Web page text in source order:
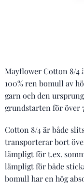
Mayflower Cotton 8/4
100% ren bomull av
garn och den
grundstarten för över
Cotton 8/4 är både
transporterar bort
lämpligt för t.ex.
lämpligt för både
bomull har en hög